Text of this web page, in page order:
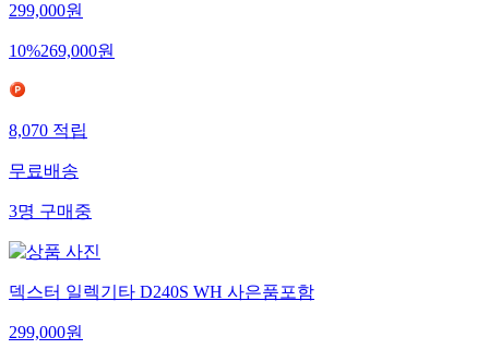
299,000원
10%269,000원
8,070 적립
무료배송
3명 구매중
덱스터 일렉기타 D240S WH 사은품포함
299,000원